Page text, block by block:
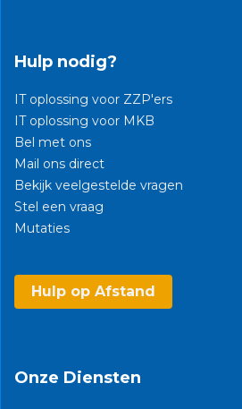
Hulp nodig?
IT oplossing voor ZZP'ers
IT oplossing voor MKB
Bel met ons
Mail ons direct
Bekijk veelgestelde vragen
Stel een vraag
Mutaties​
Hulp op Afstand
Onze Diensten